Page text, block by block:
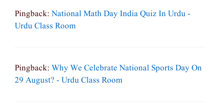
Pingback: National Math Day India Quiz In Urdu -
Urdu Class Room
Pingback: Why We Celebrate National Sports Day On
29 August? - Urdu Class Room